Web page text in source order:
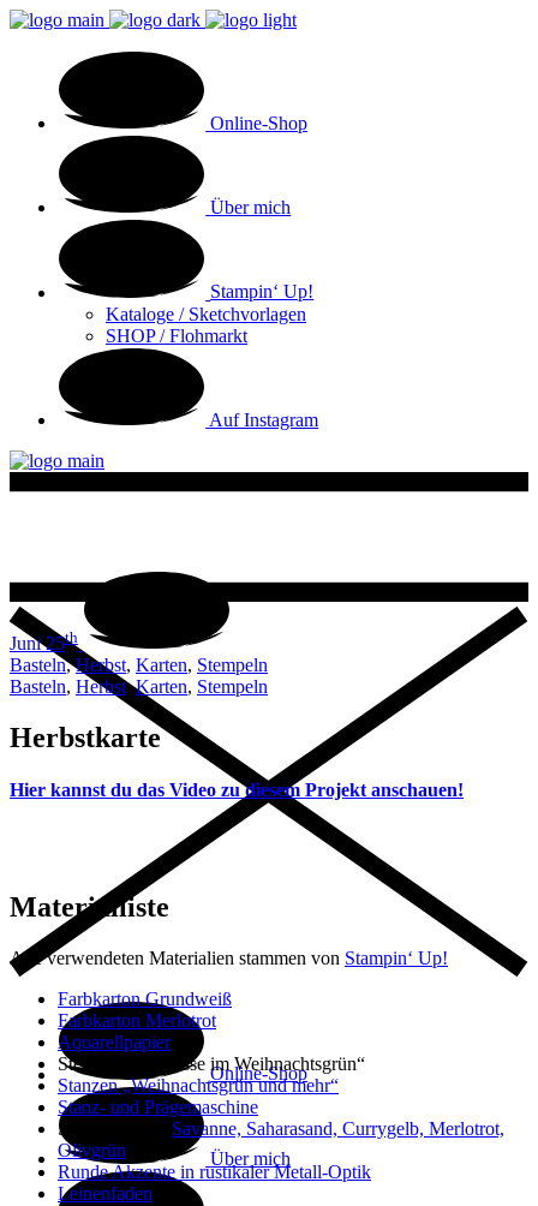
Online-Shop
Über mich
Stampin‘ Up!
Kataloge / Sketchvorlagen
SHOP / Flohmarkt
Auf Instagram
Online-Shop
Über mich
Juni 25th
Basteln,Herbst, Karten, Stempeln
Basteln, Herbst,Karten, Stempeln
Herbstkarte
Hier kannst du das Video zu diesem Projekt anschauen!
Materialliste
Alle verwendeten Materialien stammen von Stampin‘ Up!
Farbkarton Grundweiß
Farbkarton Merlotrot
Aquarellpapier
Stempelset „Grüsse im Weihnachtsgrün“
Stanzen „Weihnachtsgrün und mehr“
Stanz- und Prägemaschine
Stempelfarben Savanne, Saharasand, Currygelb, Merlotrot,
Olivgrün
Runde Akzente in rustikaler Metall-Optik
Leinenfaden